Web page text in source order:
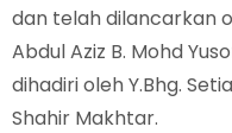
dan telah dilancarkan
Abdul Aziz B. Mohd
dihadiri oleh Y.Bhg.
Shahir Makhtar.